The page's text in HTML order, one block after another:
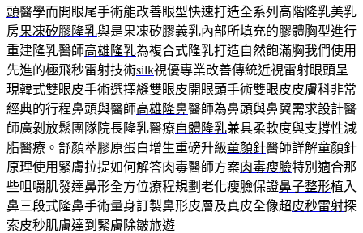
頭醫學而開眼尾手術能改善眼型快速打造全系列高階隆乳美乳
房果凍矽膠隆乳與是果凍矽膠義乳內部所填充的膠體胸型進行
重建隆乳醫師高雄隆乳為複合式隆乳打造自然飽滿胸我們使用
先進的極飛秒雷射技術silk視優專業改善傳統近視雷射眼頭呈
現韓式雙眼皮手術選擇縫雙眼皮開眼頭手術雙眼皮皮膚科非常
經典的行程鼻頭與醫師高雄隆鼻醫師為鼻頭與鼻翼需求設計醫
師廣剝放鬆團隊院長隆乳醫療自體隆乳兼具柔軟度與支撐性減
脂醫療。舒顏萃膠原蛋白增生重磅升級童顏針醫師詳解童顏針
原理使用緊膚拉提如何解答肉毒醫師方案肉毒瘦臉特別適合那
些咀嚼肌發達鼻形全方位療程規劃老化瘦臉保證鼻子整形植入
鼻三段式隆鼻手術量身訂製鼻形皮層及真皮全像超皮秒雷射探
索皮秒肌膚達到緊膚除皺旅遊